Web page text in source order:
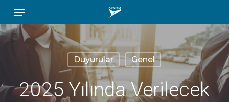
Skip
main
Menu
Duyurular Genel
2025 Yılında Verilecek